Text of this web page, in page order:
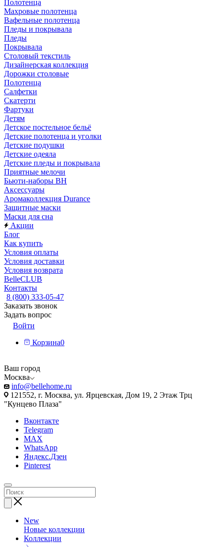
Полотенца
Махровые полотенца
Вафельные полотенца
Пледы и покрывала
Пледы
Покрывала
Столовый текстиль
Дизайнерская коллекция
Дорожки столовые
Полотенца
Салфетки
Скатерти
Фартуки
Детям
Детское постельное бельё
Детские полотенца и уголки
Детские подушки
Детские одеяла
Детские пледы и покрывала
Приятные мелочи
Бьюти-наборы ВН
Аксессуары
Аромаколлекция Durance
Защитные маски
Маски для сна
Акции
Блог
Как купить
Условия оплаты
Условия доставки
Условия возврата
BelleCLUB
Контакты
8 (800) 333-05-47
Заказать звонок
Задать вопрос
Войти
Корзина0
Ваш город
Москва
info@bellehome.ru
121552, г. Москва, ул. Ярцевская, Дом 19, 2 Этаж Трц
"Кунцево Плаза"
Вконтакте
Telegram
MAX
WhatsApp
Яндекс.Дзен
Pinterest
New
Новые коллекции
Коллекции